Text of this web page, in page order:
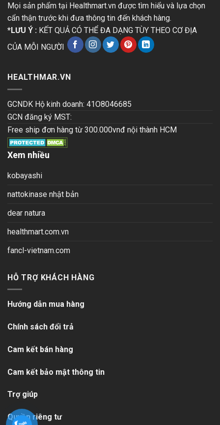
Mọi sản phẩm tại Healthmart.vn được tìm hiểu và lựa chọn
cẩn thận trước khi đưa thông tin đến khách hàng.
*LƯU Ý : KẾT QUẢ CÓ THỂ ĐA DẠNG TÙY THEO CƠ ĐỊA
CỦA MỖI NGƯỜI
HEALTHMAR.VN
GCNDK Hộ kinh doanh: 41O8046685
GCN đăng ký MST:
Free ship đơn hàng từ 300.000vnđ nội thành HCM
Xem nhiều
kobayashi
nattokinase nhật bản
dear natura
healthmart.com.vn
fancl-vietnam.com
HỖ TRỢ KHÁCH HÀNG
Hướng dẫn mua hàng
Chính sách đổi trả
Cam kết bán hàng
Cam kết bảo mật thông tin
Trợ giúp
Quyền riêng tư